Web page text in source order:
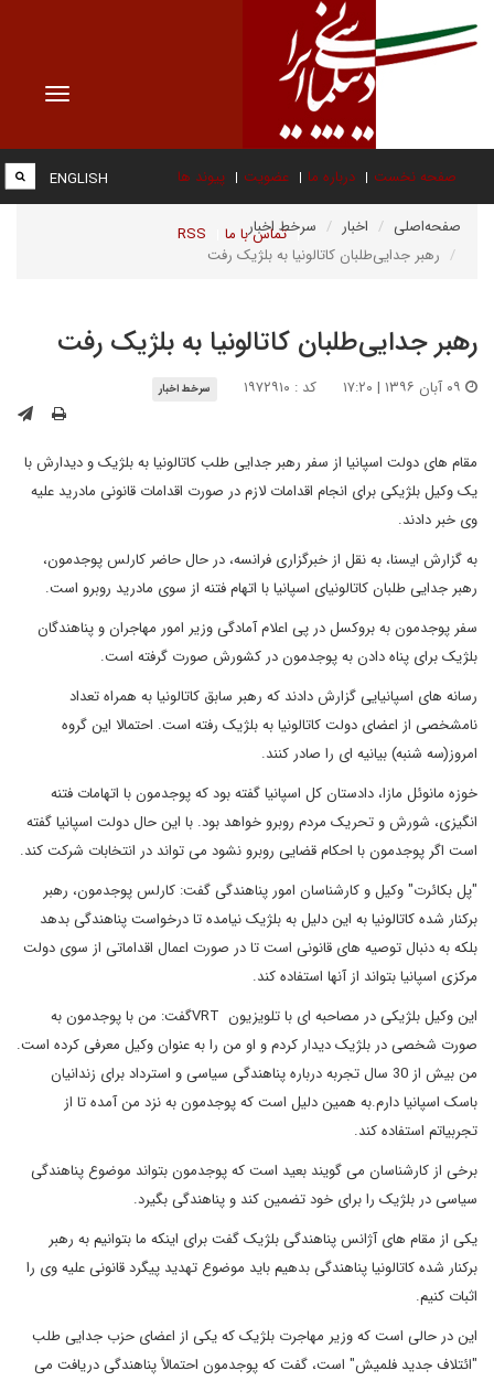
Toggle
صفحه نخست درباره ما عضویت پیوند ها
تماس با ما RSS
ENGLISH
صفحه‌اصلی اخبار
سرخط اخبار
رهبر جدایی‌طلبان کاتالونیا به بلژیک رفت
رهبر جدایی‌طلبان کاتالونیا به بلژیک رفت
کد : ۱۹۷۲۹۱۰ سرخط اخبار
مقام های دولت اسپانیا از سفر رهبر جدایی طلب کاتالونیا به بلژیک و دیدارش با
یک وکیل بلژیکی برای انجام اقدامات لازم در صورت اقدامات قانونی مادرید علیه
وی خبر دادند.
به گزارش ایسنا، به نقل از خبرگزاری فرانسه، در حال حاضر کارلس پوجدمون،
رهبر جدایی طلبان کاتالونیای اسپانیا با اتهام فتنه از سوی مادرید روبرو است.
سفر پوجدمون به بروکسل در پی اعلام آمادگی وزیر امور مهاجران و پناهندگان
بلژیک برای پناه دادن به پوجدمون در کشورش صورت گرفته است.
رسانه های اسپانیایی گزارش دادند که رهبر سابق کاتالونیا به همراه تعداد
نامشخصی از اعضای دولت کاتالونیا به بلژیک رفته است. احتمالا این گروه
امروز(سه شنبه) بیانیه ای را صادر کنند.
خوزه مانوئل مازا، دادستان کل اسپانیا گفته بود که پوجدمون با اتهامات فتنه
انگیزی، شورش و تحریک مردم روبرو خواهد بود. با این حال دولت اسپانیا گفته
است اگر پوجدمون با احکام قضایی روبرو نشود می تواند در انتخابات شرکت کند.
"پل بکائرت" وکیل و کارشناسان امور پناهندگی گفت: کارلس پوجدمون، رهبر
برکنار شده کاتالونیا به این دلیل به بلژیک نیامده تا درخواست پناهندگی بدهد
بلکه به دنبال توصیه های قانونی است تا در صورت اعمال اقداماتی از سوی دولت
مرکزی اسپانیا بتواند از آنها استفاده کند.
این وکیل بلژیکی در مصاحبه ای با تلویزیون VRTگفت: من با پوجدمون به
صورت شخصی در بلژیک دیدار کردم و او من را به عنوان وکیل معرفی کرده است.
من بیش از 30 سال تجربه درباره پناهندگی سیاسی و استرداد برای زندانیان
باسک اسپانیا دارم.به همین دلیل است که پوجدمون به نزد من آمده تا از
تجربیاتم استفاده کند.
برخی از کارشناسان می گویند بعید است که پوجدمون بتواند موضوع پناهندگی
سیاسی در بلژیک را برای خود تضمین کند و پناهندگی بگیرد.
یکی از مقام های آژانس پناهندگی بلژیک گفت برای اینکه ما بتوانیم به رهبر
برکنار شده کاتالونیا پناهندگی بدهیم باید موضوع تهدید پیگرد قانونی علیه وی را
اثبات کنیم.
این در حالی است که وزیر مهاجرت بلژیک که یکی از اعضای حزب جدایی طلب
"ائتلاف جدید فلمیش" است، گفت که پوجدمون احتمالاً پناهندگی دریافت می